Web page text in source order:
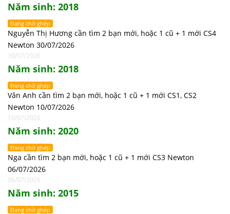
Năm sinh: 2018
Đang chờ ghép
Nguyễn Thị Hương cần tìm 2 bạn mới, hoặc 1 cũ + 1 mới CS4
Newton 30/07/2026
30/07/2026
Năm sinh: 2018
Đang chờ ghép
Vân Anh cần tìm 2 bạn mới, hoặc 1 cũ + 1 mới CS1, CS2
Newton 10/07/2026
10/07/2026
Năm sinh: 2020
Đang chờ ghép
Nga cần tìm 2 bạn mới, hoặc 1 cũ + 1 mới CS3 Newton
06/07/2026
06/07/2026
Năm sinh: 2015
Đang chờ ghép